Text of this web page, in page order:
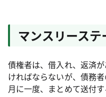
マンスリーステ
債権者は、借入れ、返済
ければならないが、債務
月に一度、まとめて送付